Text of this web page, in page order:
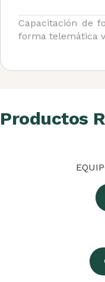
Capacitación de
forma telemática
Productos